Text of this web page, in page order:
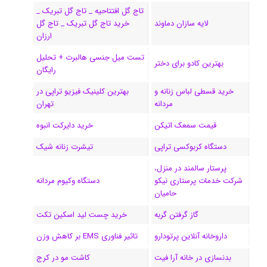
ن
ا
ر
m
م
لایه سازان دماوند
تاج گل افتتاحیه _ تاج گل تبریک _
خرید تاج گل تبریک _ تاج گل
ارزان
بهترین کادو برای دختر
تست میل جنسی هالبرت + تحلیل
رایگان
خرید قسطی لباس زنانه و
مردانه
بهترین کلینیک فیزیو تراپی در
تهران
قیمت سمعک اتیکن
خرید دایرکت انبوه
دستگاه کربوکسی تراپی
تیشرت زنانه شیک
پرستار سالمند در منزل،
شرکت خدمات پرستاری نیکو
حامیان
دستگاه وکیوم مردانه
گاز گرفتن گربه
خرید چست لید اسکین تکت
داروخانه آنلاین پرتودارو
تاثیر فناوری EMS بر کاهش وزن
بدنسازی در خانه آرا فیت
کاشت مو در کرج